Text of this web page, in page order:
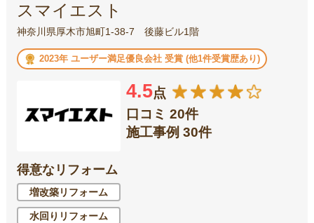
スマイエスト
神奈川県厚木市旭町1-38-7 後藤ビル1階
2023年 ユーザー満足優良会社 受賞 (他1件受賞歴あり)
4.5点
口コミ 20件
施工事例 30件
得意なリフォーム
増改築リフォーム
水回りリフォーム